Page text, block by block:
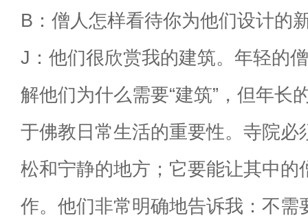
B：僧人怎样看待你为他们设计的
J：他们很欣赏我的建筑。年轻的
解他们为什么需要“建筑”，但年长
于佛教日常生活的重要性。寺院必
松和宁静的地方；它要能让其中的
作。他们非常明确地告诉我：不需